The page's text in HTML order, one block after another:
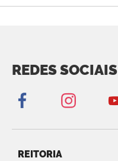
REDES SOCIAIS
REITORIA